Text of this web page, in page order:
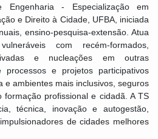
Engenharia - Especialização em
e Direito à Cidade, UFBA, iniciada
ensino-pesquisa-extensão. Atua
com recém-formados,
e nucleações em outras
processos e projetos participativos
e ambientes mais inclusivos, seguros
formação profissional e cidadã. A TS
técnica, inovação e autogestão,
de cidades melhores